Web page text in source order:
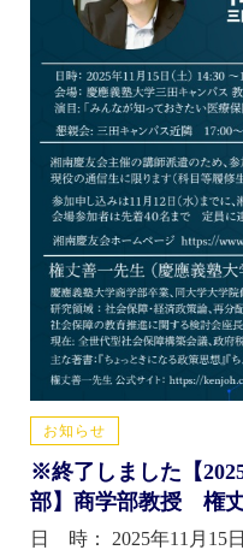
お知らせ
※終了しました【
部】商学部教授 権
日 時： 2025年11月15